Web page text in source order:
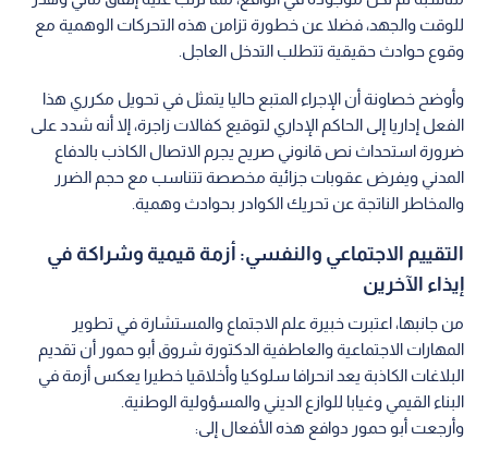
للوقت والجهد، فضلا عن خطورة تزامن هذه التحركات الوهمية مع
وقوع حوادث حقيقية تتطلب التدخل العاجل.
وأوضح خصاونة أن الإجراء المتبع حاليا يتمثل في تحويل مكرري هذا
الفعل إداريا إلى الحاكم الإداري لتوقيع كفالات زاجرة، إلا أنه شدد على
ضرورة استحداث نص قانوني صريح يجرم الاتصال الكاذب بالدفاع
المدني ويفرض عقوبات جزائية مخصصة تتناسب مع حجم الضرر
والمخاطر الناتجة عن تحريك الكوادر بحوادث وهمية.
التقييم الاجتماعي والنفسي: أزمة قيمية وشراكة في
إيذاء الآخرين
من جانبها، اعتبرت خبيرة علم الاجتماع والمستشارة في تطوير
المهارات الاجتماعية والعاطفية الدكتورة شروق أبو حمور أن تقديم
البلاغات الكاذبة يعد انحرافا سلوكيا وأخلاقيا خطيرا يعكس أزمة في
البناء القيمي وغيابا للوازع الديني والمسؤولية الوطنية.
وأرجعت أبو حمور دوافع هذه الأفعال إلى: